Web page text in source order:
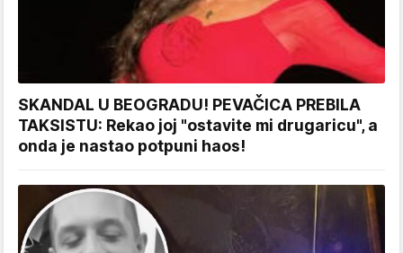
SKANDAL U BEOGRADU! PEVAČICA PREBILA
TAKSISTU: Rekao joj "ostavite mi drugaricu", a
onda je nastao potpuni haos!